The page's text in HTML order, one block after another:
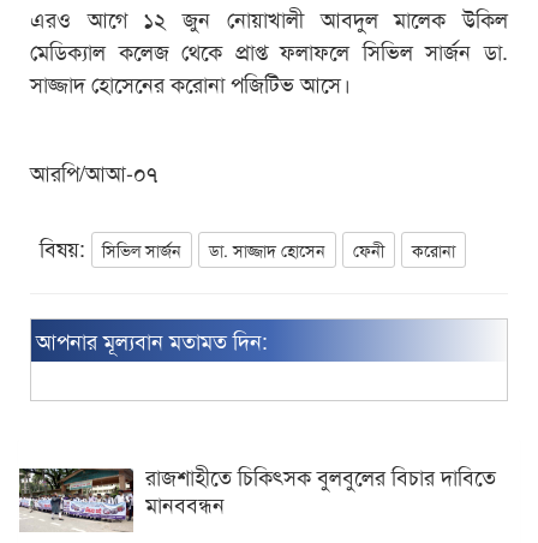
এরও আগে ১২ জুন নোয়াখালী আবদুল মালেক উকিল
মেডিক্যাল কলেজ থেকে প্রাপ্ত ফলাফলে সিভিল সার্জন ডা.
সাজ্জাদ হোসেনের করোনা পজিটিভ আসে।
আরপি/আআ-০৭
বিষয়: সিভিল সার্জন ডা. সাজ্জাদ হোসেন ফেনী করোনা
আপনার মূল্যবান মতামত দিন:
রাজশাহীতে চিকিৎসক বুলবুলের বিচার দাবিতে
মানববন্ধন